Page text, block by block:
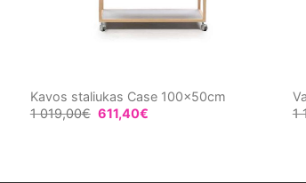
Kavos staliukas Case 100x50cm
1 019,00€ 611,40€
1